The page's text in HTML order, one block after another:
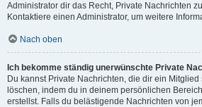
Administrator dir das Recht, Private Nachrichten
Kontaktiere einen Administrator, um weitere
Nach oben
Ich bekomme ständig unerwünschte Private
Du kannst Private Nachrichten, die dir ein Mitglied
löschen, indem du in deinem persönlichen
erstellst. Falls du belästigende Nachrichten von